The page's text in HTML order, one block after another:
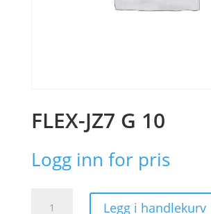
FLEX-JZ7 G 10
Logg inn for pris
Legg i handlekurv